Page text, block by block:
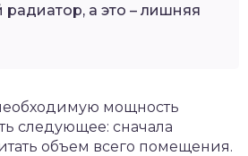
радиатор, а это – лишняя
мощность
следующее: сначала
объем всего помещения.